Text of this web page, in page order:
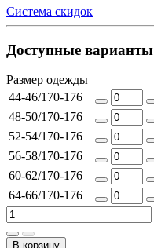
Система скидок
Доступные варианты
Размер одежды
44-46/170-176
48-50/170-176
52-54/170-176
56-58/170-176
60-62/170-176
64-66/170-176
В корзину